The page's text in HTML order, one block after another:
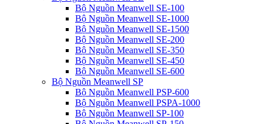
Bộ Nguồn Meanwell SE-100
Bộ Nguồn Meanwell SE-1000
Bộ Nguồn Meanwell SE-1500
Bộ Nguồn Meanwell SE-200
Bộ Nguồn Meanwell SE-350
Bộ Nguồn Meanwell SE-450
Bộ Nguồn Meanwell SE-600
Bộ Nguồn Meanwell SP
Bộ Nguồn Meanwell PSP-600
Bộ Nguồn Meanwell PSPA-1000
Bộ Nguồn Meanwell SP-100